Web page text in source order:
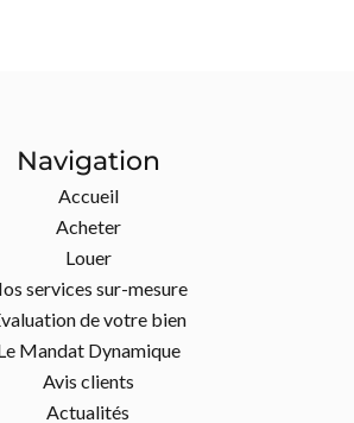
Navigation
Accueil
Acheter
Louer
services sur-mesure
de votre bien
Mandat Dynamique
Avis clients
Actualités